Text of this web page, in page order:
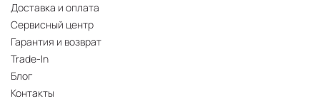
Доставка и оплата
Сервисный центр
Гарантия и возврат
Trade-In
Блог
Контакты